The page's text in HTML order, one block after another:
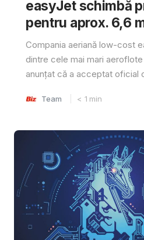
easyJet schimbă
pentru aprox. 6,6
Compania aeriană low-cost
dintre cele mai mari
anunțat că a acceptat oficial
Team < 1 min